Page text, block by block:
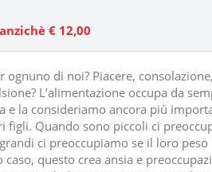
anzichè € 12,00
ognuno di noi? Piacere, consolazione,
L’alimentazione occupa da
e la consideriamo ancora più
figli. Quando sono piccoli ci
ci preoccupiamo se il loro peso
questo crea ansia e